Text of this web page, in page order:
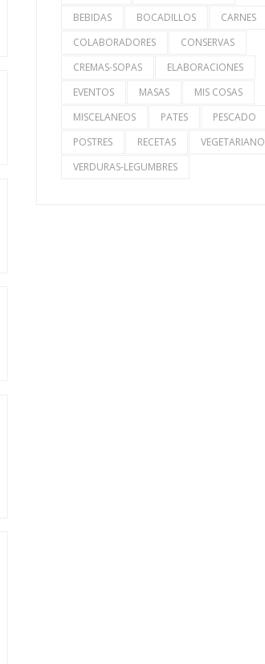
BEBIDAS
BOCADILLOS
CARNES
COLABORADORES
CONSERVAS
CREMAS-SOPAS
ELABORACIONES
EVENTOS
MASAS
MIS COSAS
MISCELANEOS
PATES
PESCADO
POSTRES
RECETAS
VEGETARIANO
VERDURAS-LEGUMBRES